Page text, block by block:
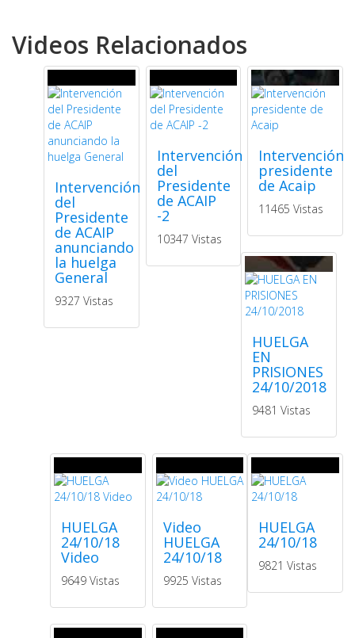
Videos Relacionados
Intervención
del
Presidente
de ACAIP
anunciando
la huelga
General
9327 Vistas
Intervención
del
Presidente
de ACAIP
-2
10347 Vistas
Intervención
presidente
de Acaip
11465 Vistas
HUELGA
EN
PRISIONES
24/10/2018
9481 Vistas
HUELGA
24/10/18
Video
9649 Vistas
Video
HUELGA
24/10/18
9925 Vistas
HUELGA
24/10/18
9821 Vistas